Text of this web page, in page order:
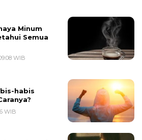
Minum
Semua
WIB
habis
WIB